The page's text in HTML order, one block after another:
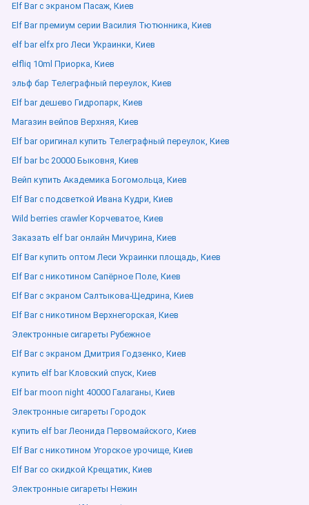
Elf Bar с экраном Пасаж, Киев
Elf Bar премиум серии Василия Тютюнника, Киев
elf bar elfx pro Леси Украинки, Киев
elfliq 10ml Приорка, Киев
эльф бар Телеграфный переулок, Киев
Elf bar дешево Гидропарк, Киев
Магазин вейпов Верхняя, Киев
Elf bar оригинал купить Телеграфный переулок, Киев
Elf bar bc 20000 Быковня, Киев
Вейп купить Академика Богомольца, Киев
Elf Bar с подсветкой Ивана Кудри, Киев
Wild berries crawler Корчеватое, Киев
Заказать elf bar онлайн Мичурина, Киев
Elf Bar купить оптом Леси Украинки площадь, Киев
Elf Bar с никотином Сапёрное Поле, Киев
Elf Bar с экраном Салтыкова-Щедрина, Киев
Elf Bar с никотином Верхнегорская, Киев
Электронные сигареты Рубежное
Elf Bar с экраном Дмитрия Годзенко, Киев
купить elf bar Кловский спуск, Киев
Elf bar moon night 40000 Галаганы, Киев
Электронные сигареты Городок
купить elf bar Леонида Первомайского, Киев
Elf Bar с никотином Угорское урочище, Киев
Elf Bar со скидкой Крещатик, Киев
Электронные сигареты Нежин